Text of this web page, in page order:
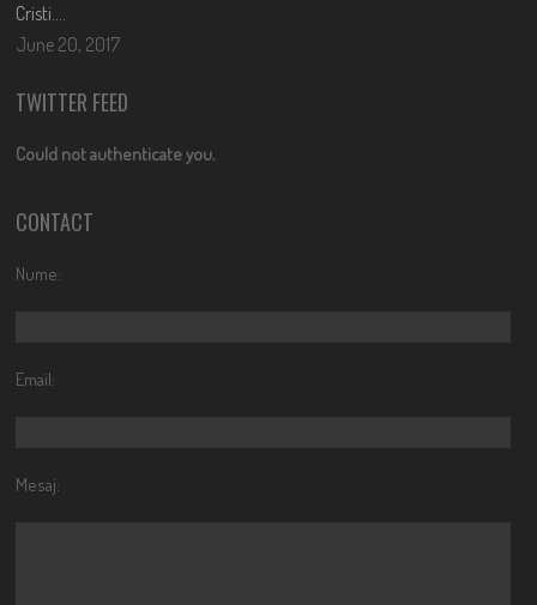
Cristi….
June 20, 2017
TWITTER FEED
Could not authenticate you.
CONTACT
Nume:
Email:
Mesaj: